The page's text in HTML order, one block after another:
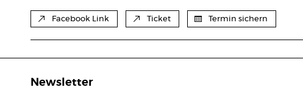
Facebook Link Ticket Termin sichern
Newsletter